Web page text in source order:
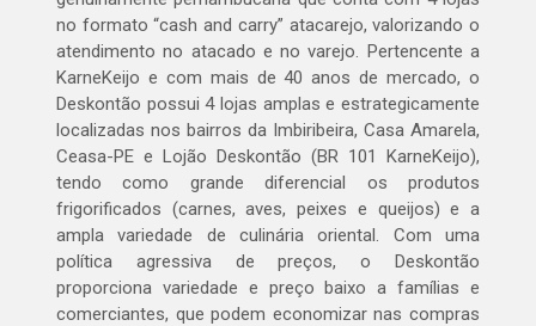
no formato “cash and carry” atacarejo, valorizando o
atendimento no atacado e no varejo. Pertencente a
KarneKeijo e com mais de 40 anos de mercado, o
Deskontão possui 4 lojas amplas e estrategicamente
localizadas nos bairros da Imbiribeira, Casa Amarela,
Ceasa-PE e Lojão Deskontão (BR 101 KarneKeijo),
tendo como grande diferencial os produtos
frigorificados (carnes, aves, peixes e queijos) e a
ampla variedade de culinária oriental. Com uma
política agressiva de preços, o Deskontão
proporciona variedade e preço baixo a famílias e
comerciantes, que podem economizar nas compras